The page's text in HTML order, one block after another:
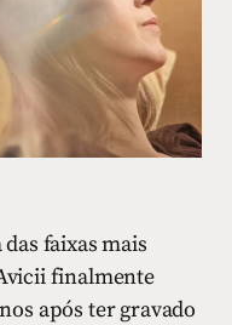
faixas mais
finalmente
após ter gravado